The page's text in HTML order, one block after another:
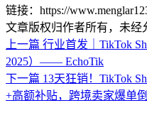
链接：https://
文章版权归作者所有，未经
上一篇 行业首发｜TikTok
2025）—— EchoTik
下一篇 13天狂销！TikTok
+高额补贴，跨境卖家爆单倒